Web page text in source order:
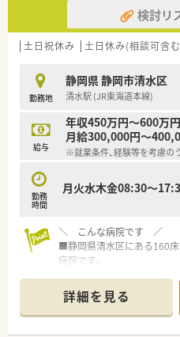
【法人特徴について】
■静岡市内を中心に調剤薬
に特化したコンビニエンス
えのもと、働きやすい環境
■子育て中の薬剤師も多く
しても女性が長く働き続け
【勤務実態について】
■平日は18時30分まで、木
務時間となっています。
ライフバランスを重視する
検討リ
土日祝休み 土日休み(相談可含
勤務地
静岡県 静岡市清水区
清水駅 (JR東海道本線)
給与
年収450万円～600万円
月給300,000円～
※就業条件、経験等を考慮の
勤務
時間
月火水木金08:30～
＼ こんな病院です ／
■静岡県清水区にある160床
病院です。
社会復帰に向けたサポート
■病院経験、調剤経験なく
学で丁寧に仕事内容などご
詳細を見る